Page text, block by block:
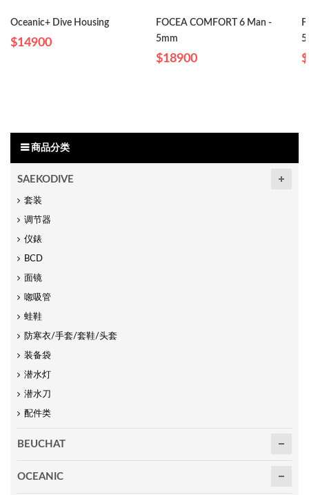
Oceanic+ Dive Housing
$14900
FOCEA COMFORT 6 Man -
5mm
$18900
商品分类
SAEKODIVE
套装
调节器
仪錶
BCD
面镜
唿吸管
蛙鞋
防寒衣/手套/套鞋/头套
装备袋
潜水灯
潜水刀
配件类
BEUCHAT
OCEANIC